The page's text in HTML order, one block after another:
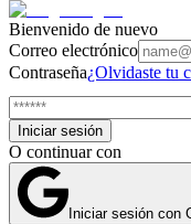
Bienvenido de nuevo
Correo electrónico
Contraseña¿Olvidaste tu
Iniciar sesión
O continuar con
Iniciar sesión con